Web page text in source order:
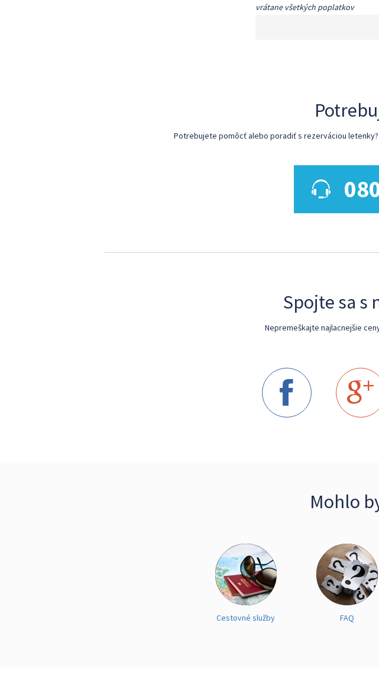
vrátane všetkých poplatkov
Potrebujete pomôcť alebo poradiť s rezerváciou
Spojte sa s
Nepremeškajte najlacnejšie
Mohlo
Cestovné služby FAQ